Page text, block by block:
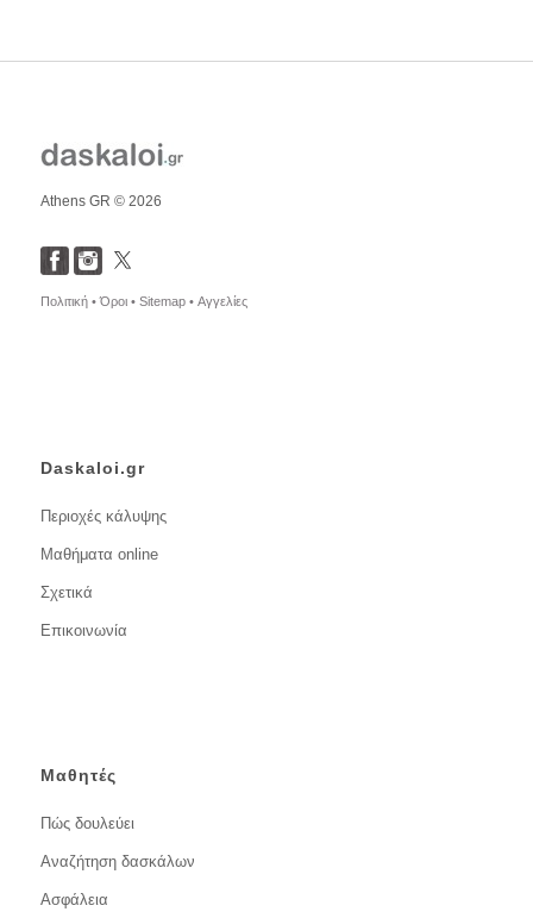
Athens GR © 2026
Πολιτική •Όροι • Sitemap • Αγγελίες
Daskaloi.gr
Περιοχές κάλυψης
Μαθήματα online
Σχετικά
Επικοινωνία
Μαθητές
Πώς δουλεύει
Αναζήτηση δασκάλων
Ασφάλεια